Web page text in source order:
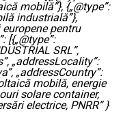
mobilă”}, {„@type”:
industrială”},
europene pentru
[{„@type”:
SRL”,
„addressLocality”:
„addressCountry”:
mobilă, energie
solare container,
electrice, PNRR” }